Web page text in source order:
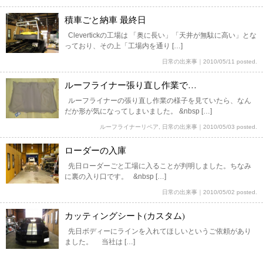
積車ごと納車 最終日
Clevertickの工場は 「奥に長い」「天井が無駄に高い」とな
っており、その上「工場内を通り […]
日常の出来事 2010/05/11 posted.
ルーフライナー張り直し作業で…
ルーフライナーの張り直し作業の様子を見ていたら、なん
だか形が気になってしまいました。 &nbsp […]
ルーフライナーリペア 日常の出来事 2010/05/03 posted.
ローダーの入庫
先日ローダーごと工場に入ることが判明しました。ちなみ
に裏の入り口です。 &nbsp […]
日常の出来事 2010/05/02 posted.
カッティングシート(カスタム)
先日ボディーにラインを入れてほしいというご依頼があり
ました。 当社は […]